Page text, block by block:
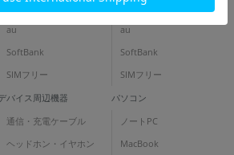
au
SoftBank
SIMフリー
docomo
au
SoftBank
SIMフリー
バイス周辺機器
通信・充電ケーブル
ヘッドホン・イヤホン
パソコン
ノートPC
MacBook
月 から
月 まで
ります。